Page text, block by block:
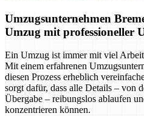
Umzugsunternehmen
Umzug mit professioneller
Ein Umzug ist immer mit viel
Mit einem erfahrenen
diesen Prozess erheblich
sorgt dafür, dass alle Details – von
Übergabe – reibungslos ablaufen
konzentrieren können.